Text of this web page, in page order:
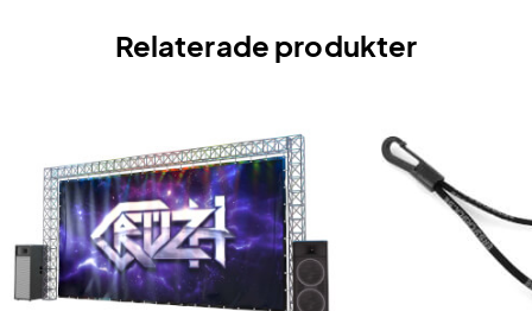
Relaterade produkter